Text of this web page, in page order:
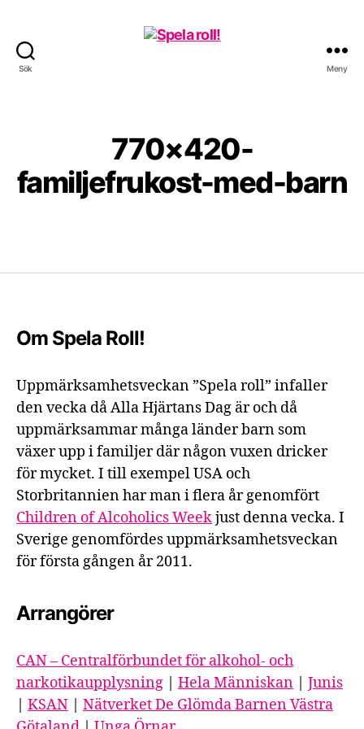
Sök Meny
770×420-
familjefrukost-med-barn
Om Spela Roll!
Uppmärksamhetsveckan ”Spela roll” infaller
den vecka då Alla Hjärtans Dag är och då
uppmärksammar många länder barn som
växer upp i familjer där någon vuxen dricker
för mycket. I till exempel USA och
Storbritannien har man i flera år genomfört
Children of Alcoholics Weekjust denna vecka. I
Sverige genomfördes uppmärksamhetsveckan
för första gången år 2011.
Arrangörer
CAN – Centralförbundet för alkohol- och
narkotikaupplysning
Hela Människan
Junis
KSAN
Nätverket De Glömda Barnen Västra